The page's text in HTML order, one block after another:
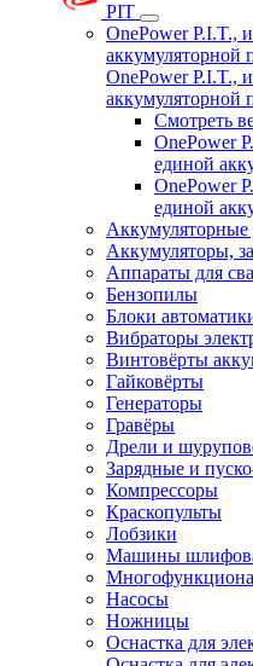
PIT
OnePower P.I.T.,
аккумуляторной
OnePower P.I.T.,
аккумуляторной
Смотреть
OnePower
единой
OnePower
единой
Аккумуляторы,
Аппараты для
Бензопилы
Блоки
Вибраторы
Винтовёрты
Гайковёрты
Генераторы
Гравёры
Дрели и
Зарядные и
Компрессоры
Краскопульты
Лобзики
Машины
Насосы
Ножницы
Оснастка для